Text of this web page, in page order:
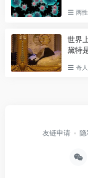
两
世界
黛特
奇
友链申请 隐